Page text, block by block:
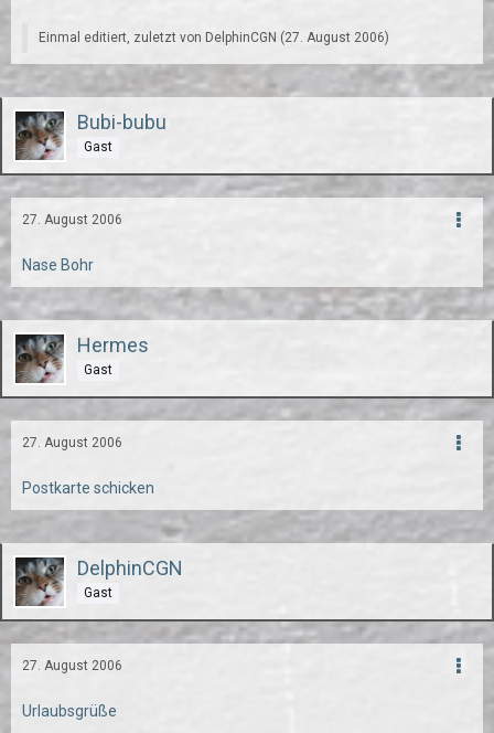
Einmal editiert, zuletzt von DelphinCGN (27. August 2006)
Bubi-bubu
Gast
27. August 2006
Nase Bohr
Hermes
Gast
27. August 2006
Postkarte schicken
DelphinCGN
Gast
27. August 2006
Urlaubsgrüße